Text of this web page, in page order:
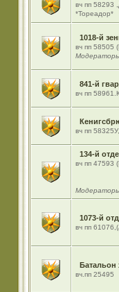
вч пп 58293
*Тореадор*
1018-й
вч пп 58505
841-й
вч пп
вч пп
134-й
вч пп 47593
1073-й
вч пп
Батальон
вч.пп 25495